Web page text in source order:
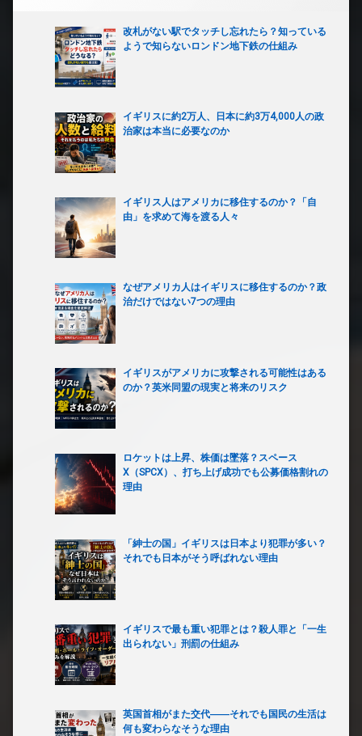
改札がない駅でタッチし忘れたら？知っている
ようで知らないロンドン地下鉄の仕組み
イギリスに約2万人、日本に約3万4,000人の政
治家は本当に必要なのか
イギリス人はアメリカに移住するのか？「自
由」を求めて海を渡る人々
なぜアメリカ人はイギリスに移住するのか？政
治だけではない7つの理由
イギリスがアメリカに攻撃される可能性はある
のか？英米同盟の現実と将来のリスク
ロケットは上昇、株価は墜落？スペース
X（SPCX）、打ち上げ成功でも公募価格割れの
理由
「紳士の国」イギリスは日本より犯罪が多い？
それでも日本がそう呼ばれない理由
イギリスで最も重い犯罪とは？殺人罪と「一生
出られない」刑罰の仕組み
英国首相がまた交代――それでも国民の生活は
何も変わらなそうな理由